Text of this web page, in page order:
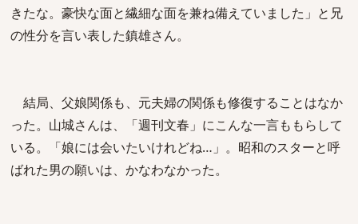
きたな。豪快な面と繊細な面を兼ね備えていました」と兄
の性分を言い表した鎮雄さん。
結局、父娘関係も、元夫婦の関係も修復することはなか
った。山城さんは、「週刊文春」にこんな一言ももらして
いる。「娘には会いたいけれどね…」。昭和のスターと呼
ばれた男の願いは、かなわなかった。